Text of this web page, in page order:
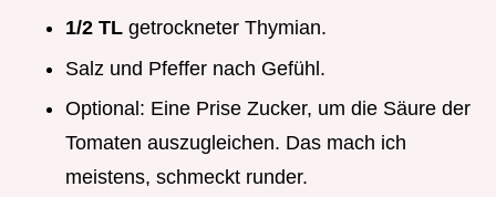
1/2 TL getrockneter Thymian.
Salz und Pfeffer nach Gefühl.
Optional: Eine Prise Zucker, um die Säure der
Tomaten auszugleichen. Das mach ich
meistens, schmeckt runder.